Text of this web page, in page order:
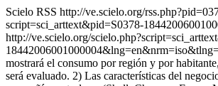
Scielo RSS http://ve.scielo.org/
script=sci_arttext&pid=S0378-
http://ve.scielo.org/
mostrará el consumo por región y por
será evaluado. 2) Las características del